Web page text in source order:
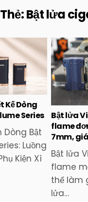
Thẻ:Bật lửa
Kế Dòng
Series
Dòng Bật
Luồng
Kiện Xì
Bật lửa
flame
7mm,
Bật lửa
flame
thể làm
lửa…